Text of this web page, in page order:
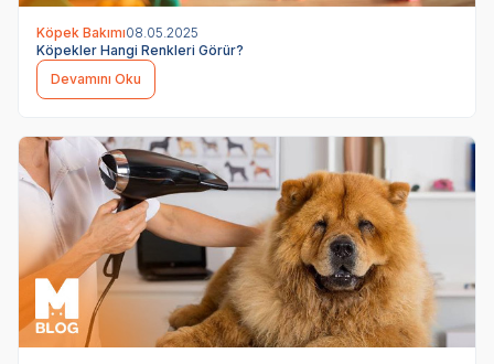
Köpek Bakımı08.05.2025
Köpekler Hangi Renkleri Görür?
Devamını Oku